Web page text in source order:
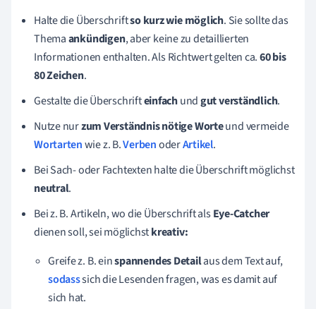
Halte die Überschriftso kurz wie möglich. Sie sollte das
Themaankündigen, aber keine zu detaillierten
Informationen enthalten. Als Richtwert gelten ca.60 bis
80 Zeichen.
Gestalte die Überschrifteinfachundgut verständlich.
Nutze nurzum Verständnis nötige Worteund vermeide
Wortartenwie z. B.VerbenoderArtikel.
Bei Sach- oder Fachtexten halte die Überschrift möglichst
neutral.
Bei z. B. Artikeln, wo die Überschrift alsEye-Catcher
dienen soll, sei möglichstkreativ:
Greife z. B. einspannendes Detailaus dem Text auf,
sodasssich die Lesenden fragen, was es damit auf
sich hat.